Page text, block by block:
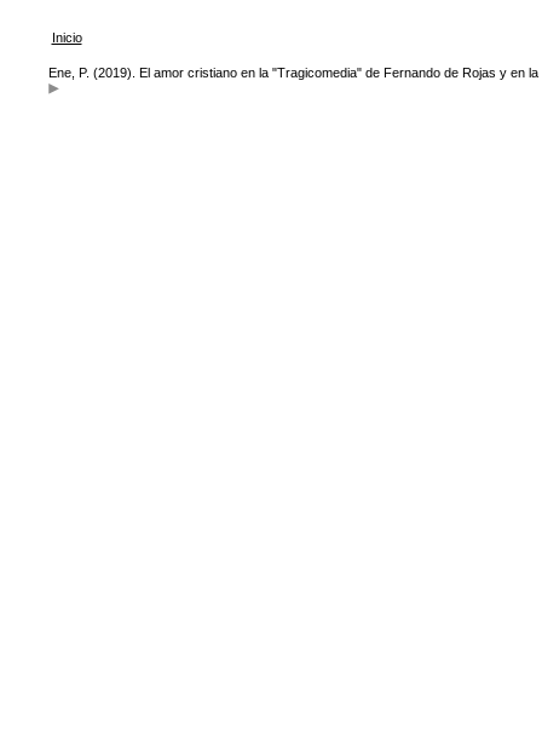
Inicio
Ene, P. (2019). El amor cristiano en la "Tragicomedia" de Fernando de Rojas y en